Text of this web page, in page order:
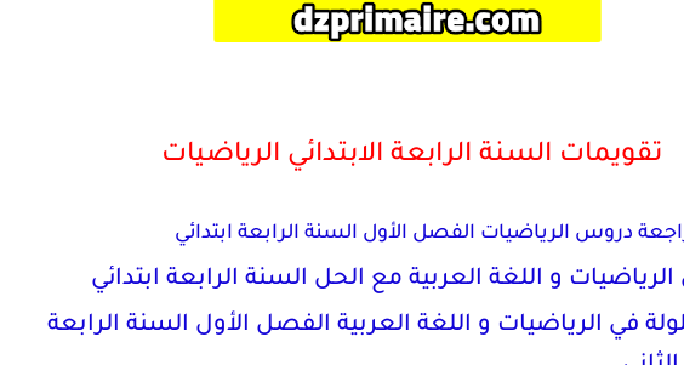
تقويمات السنة الرابعة الابتدائي الرياضيات
دروس الرياضيات الفصل الأول السنة الرابعة ابتدائي
و اللغة العربية مع الحل السنة الرابعة ابتدائي
في الرياضيات و اللغة العربية الفصل الأول السنة الرابعة